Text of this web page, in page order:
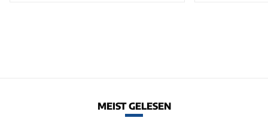
MEIST GELESEN